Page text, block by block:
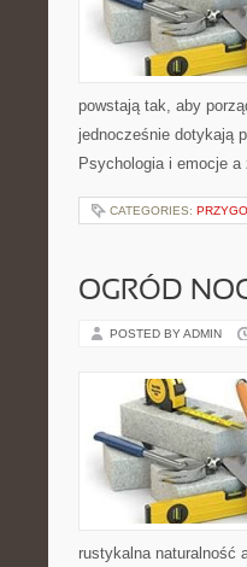
powstają tak, aby
jednocześnie dotykają
Psychologia i emocje
CATEGORIES:
OGRÓD
POSTED BY ADMIN
rustykalna naturalność